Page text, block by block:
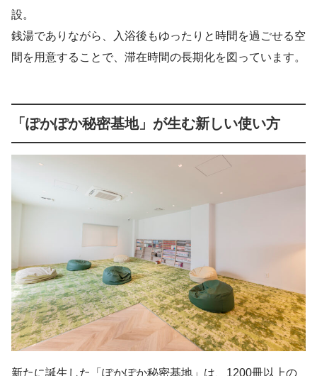
設。
銭湯でありながら、入浴後もゆったりと時間を過ごせる空
間を用意することで、滞在時間の長期化を図っています。
「ぽかぽか秘密基地」が生む新しい使い方
新たに誕生した「ぽかぽか秘密基地」は、1200冊以上の